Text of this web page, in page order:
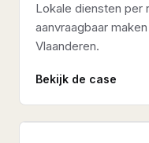
Lokale diensten per
aanvraagbaar
Vlaanderen.
Bekijk de case